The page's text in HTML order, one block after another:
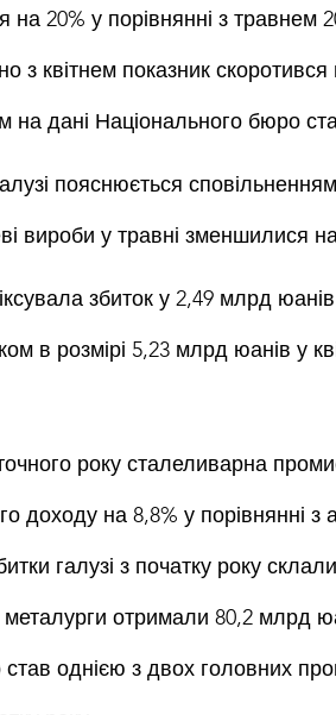
на 20% у порівнянні з травнем
з квітнем показник
на дані Національного бюро
пояснюється
вироби у травні зменшилися
збиток у 2,49 млрд
в розмірі 5,23 млрд юанів у
року сталеливарна
доходу на 8,8% у порівнянні з
галузі з початку року
металурги отримали 80,2 млрд
став однією з двох головних